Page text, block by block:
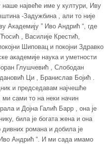
наше највеће име у култури, Иву
-Задужбина , али то није
Академију ” Иво Андрић “, где
, Василије Крестић,
Шиповац и покојни Здравко
академије наука и уметности
Глушчевић , Слободан
Ци , Бранислав Бојић .
и председавам најчешће
сами то на неки начин
и Дојна Галић Барр , она је
била је богата жена и она
дивних романа и добила је
Андрић “. И ми сада имамо